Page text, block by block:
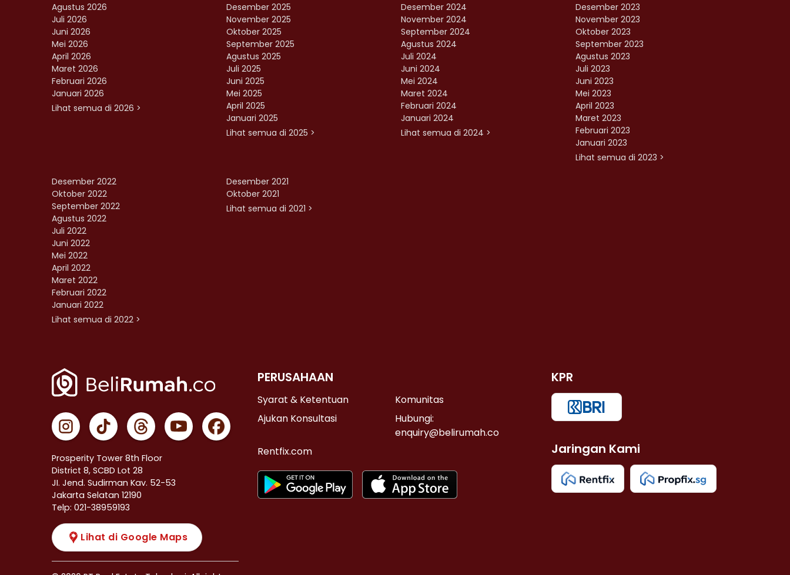
Agustus 2026
Juli 2026
Juni 2026
Mei 2026
April 2026
Maret 2026
Februari 2026
Januari 2026
Lihat semua di 2026 >
Desember 2025
November 2025
Oktober 2025
September 2025
Agustus 2025
Juli 2025
Juni 2025
Mei 2025
April 2025
Januari 2025
Lihat semua di 2025 >
Desember 2024
November 2024
September 2024
Agustus 2024
Juli 2024
Juni 2024
Mei 2024
Maret 2024
Februari 2024
Januari 2024
Lihat semua di 2024 >
Desember 2023
November 2023
Oktober 2023
September 2023
Agustus 2023
Juli 2023
Juni 2023
Mei 2023
April 2023
Maret 2023
Februari 2023
Januari 2023
Lihat semua di 2023 >
Desember 2022
Oktober 2022
September 2022
Agustus 2022
Juli 2022
Juni 2022
Mei 2022
April 2022
Maret 2022
Februari 2022
Januari 2022
Lihat semua di 2022 >
Desember 2021
Oktober 2021
Lihat semua di 2021 >
Prosperity Tower 8th Floor
District 8, SCBD Lot 28
JI. Jend. Sudirman Kav. 52-53
Jakarta Selatan 12190
Telp: 021-38959193
Lihat di Google Maps
PERUSAHAAN
Syarat & Ketentuan
Komunitas
Ajukan Konsultasi
Hubungi:
enquiry@belirumah.co
Rentfix.com
KPR
Jaringan Kami